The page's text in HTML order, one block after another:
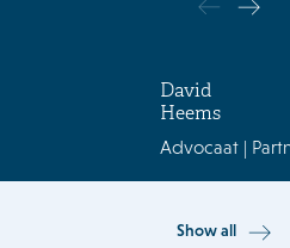
David
Heems
Advocaat |
Show all